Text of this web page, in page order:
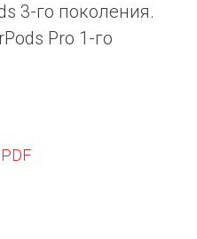
3-го поколения.
Pro 1-го